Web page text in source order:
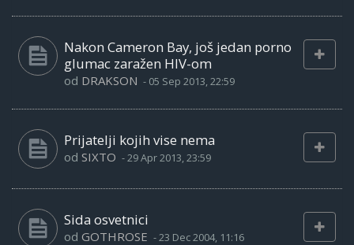
Nakon Cameron Bay, još jedan porno
glumac zaražen HIV-om
od DRAKSON - 05 Sep 2013, 22:59
Prijatelji kojih vise nema
od SIXTO -29 Apr 2013, 23:59
Sida osvetnici
od GOTHROSE -23 Dec 2004, 11:16